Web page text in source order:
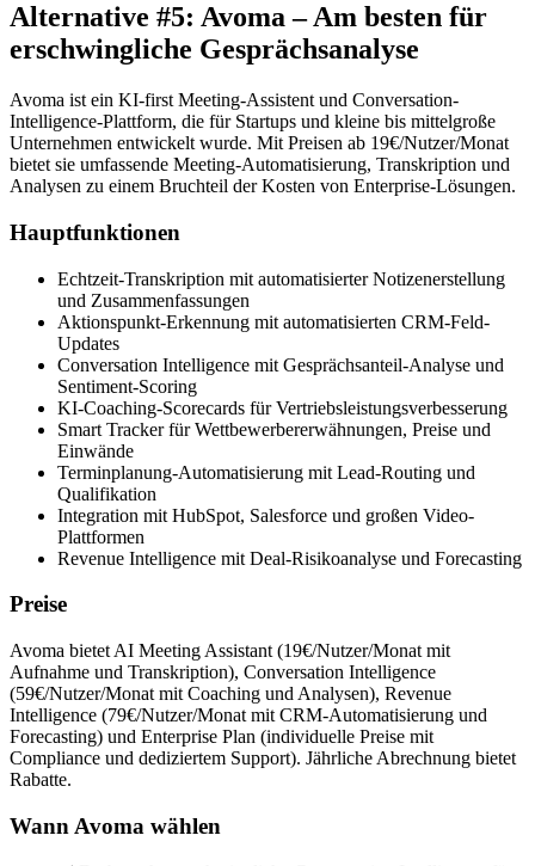
Alternative #5: Avoma – Am besten für
erschwingliche Gesprächsanalyse
Avoma ist ein KI-first Meeting-Assistent und Conversation-
Intelligence-Plattform, die für Startups und kleine bis mittelgroße
Unternehmen entwickelt wurde. Mit Preisen ab 19€/Nutzer/Monat
bietet sie umfassende Meeting-Automatisierung, Transkription und
Analysen zu einem Bruchteil der Kosten von Enterprise-Lösungen.
Hauptfunktionen
Echtzeit-Transkription mit automatisierter Notizenerstellung
und Zusammenfassungen
Aktionspunkt-Erkennung mit automatisierten CRM-Feld-
Updates
Conversation Intelligence mit Gesprächsanteil-Analyse und
Sentiment-Scoring
KI-Coaching-Scorecards für Vertriebsleistungsverbesserung
Smart Tracker für Wettbewerbererwähnungen, Preise und
Einwände
Terminplanung-Automatisierung mit Lead-Routing und
Qualifikation
Integration mit HubSpot, Salesforce und großen Video-
Plattformen
Revenue Intelligence mit Deal-Risikoanalyse und Forecasting
Preise
Avoma bietet AI Meeting Assistant (19€/Nutzer/Monat mit
Aufnahme und Transkription), Conversation Intelligence
(59€/Nutzer/Monat mit Coaching und Analysen), Revenue
Intelligence (79€/Nutzer/Monat mit CRM-Automatisierung und
Forecasting) und Enterprise Plan (individuelle Preise mit
Compliance und dediziertem Support). Jährliche Abrechnung bietet
Rabatte.
Wann Avoma wählen